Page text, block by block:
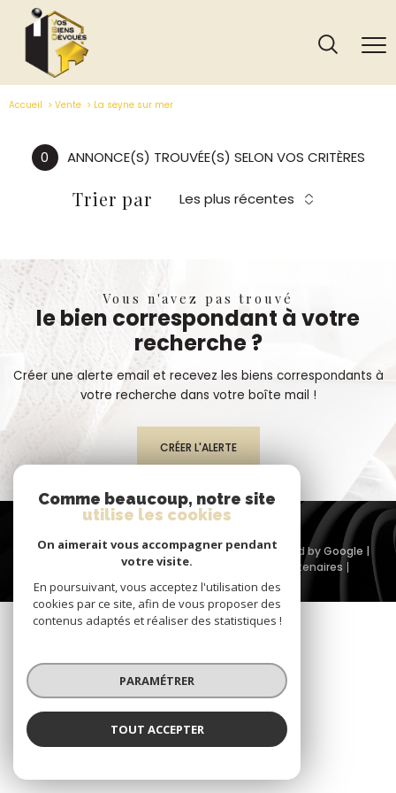
Accueil Vente La seyne sur mer
0 ANNONCE(S) TROUVÉE(S) SELON VOS CRITÈRES
Trier par Les plus récentes
Vous n'avez pas trouvé
le bien correspondant à votre
recherche ?
Créer une alerte email et recevez les biens correspondants à
votre recherche dans votre boîte mail !
CRÉER L'ALERTE
© 2026 | Tous droits réservés | Traduction powered by Google |
Admin Mentions légales
Partenaires
Politique RGPD
Cookies
Comme beaucoup, notre site
utilise les cookies
On aimerait vous accompagner pendant
votre visite.
En poursuivant, vous acceptez l'utilisation des
cookies par ce site, afin de vous proposer des
contenus adaptés et réaliser des statistiques !
PARAMÉTRER
TOUT ACCEPTER